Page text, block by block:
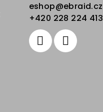
eshop@ebraid.cz
+420 228 224 413